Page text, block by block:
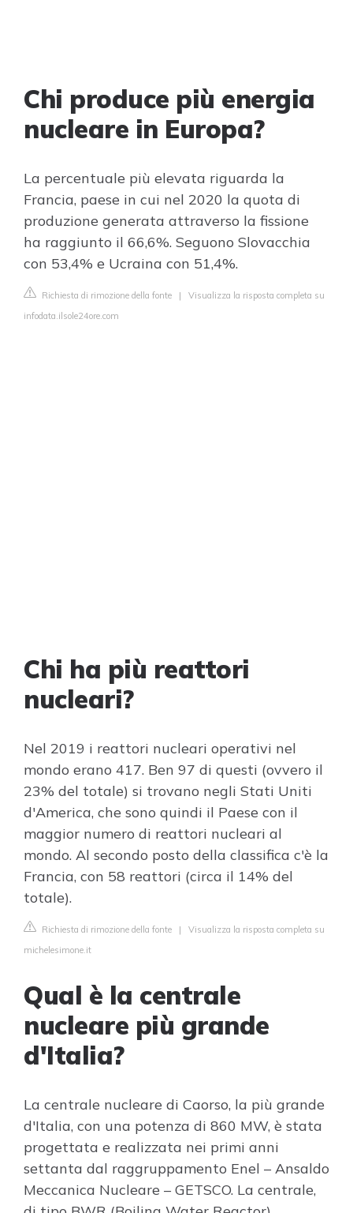
Chi produce più energia
nucleare in Europa?
La percentuale più elevata riguarda la
Francia, paese in cui nel 2020 la quota di
produzione generata attraverso la fissione
ha raggiunto il 66,6%. Seguono Slovacchia
con 53,4% e Ucraina con 51,4%.
Richiesta di rimozione della fonte | Visualizza la risposta completa su
infodata.ilsole24ore.com
Chi ha più reattori
nucleari?
Nel 2019 i reattori nucleari operativi nel
mondo erano 417. Ben 97 di questi (ovvero il
23% del totale) si trovano negli Stati Uniti
d'America, che sono quindi il Paese con il
maggior numero di reattori nucleari al
mondo. Al secondo posto della classifica c'è la
Francia, con 58 reattori (circa il 14% del
totale).
Richiesta di rimozione della fonte | Visualizza la risposta completa su
michelesimone.it
Qual è la centrale
nucleare più grande
d'Italia?
La centrale nucleare di Caorso, la più grande
d'Italia, con una potenza di 860 MW, è stata
progettata e realizzata nei primi anni
settanta dal raggruppamento Enel – Ansaldo
Meccanica Nucleare – GETSCO. La centrale,